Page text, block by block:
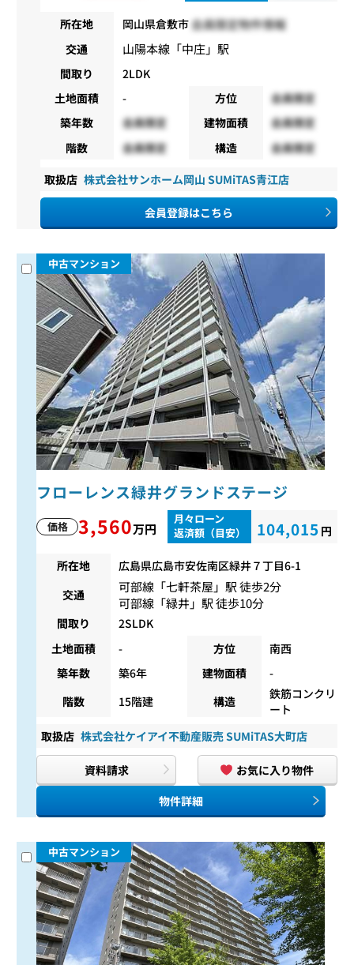
所在地 岡山県倉敷市会員限定物件情報
交通 山陽本線 「中庄」駅
間取り
2LDK
土地面積
- 方位
会員限定
築年数
会員限定 建物面積
会員限定
階数
会員限定 構造 会員限定
取扱店 株式会社サンホーム岡山 SUMiTAS青江店
会員登録はこちら
中古マンション
フローレンス緑井グランドステージ
価格 3,560万円
月々ローン
返済額（目安）
104,015 円
所在地
広島県広島市安佐南区緑井７丁目6-1
交通
可部線 「七軒茶屋 」駅 徒歩2分
可部線 「緑井」駅 徒歩10分
間取り
2SLDK
土地面積
- 方位
南西
築年数
築6年 建物面積
-
階数
15階建 構造
鉄筋コンクリ
ート
取扱店 株式会社ケイアイ不動産販売 SUMiTAS大町店
資料請求
お気に入り物件
物件詳細
中古マンション